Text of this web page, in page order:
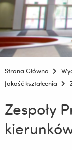
Strona Główna
Jakość kształcenia
Zespoły